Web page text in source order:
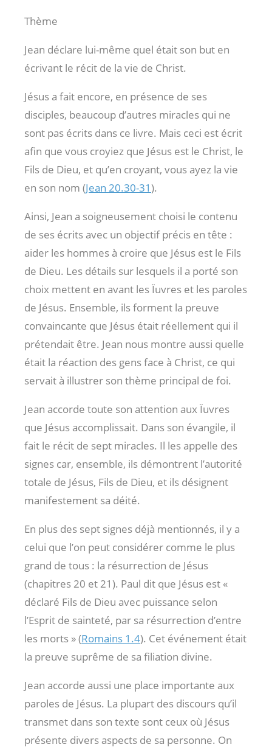
Thème
Jean déclare lui-même quel était son but en
écrivant le récit de la vie de Christ.
Jésus a fait encore, en présence de ses
disciples, beaucoup d’autres miracles qui ne
sont pas écrits dans ce livre. Mais ceci est écrit
afin que vous croyiez que Jésus est le Christ, le
Fils de Dieu, et qu’en croyant, vous ayez la vie
en son nom (Jean 20.30-31).
Ainsi, Jean a soigneusement choisi le contenu
de ses écrits avec un objectif précis en tête :
aider les hommes à croire que Jésus est le Fils
de Dieu. Les détails sur lesquels il a porté son
choix mettent en avant les Ïuvres et les paroles
de Jésus. Ensemble, ils forment la preuve
convaincante que Jésus était réellement qui il
prétendait être. Jean nous montre aussi quelle
était la réaction des gens face à Christ, ce qui
servait à illustrer son thème principal de foi.
Jean accorde toute son attention aux Ïuvres
que Jésus accomplissait. Dans son évangile, il
fait le récit de sept miracles. Il les appelle des
signes car, ensemble, ils démontrent l’autorité
totale de Jésus, Fils de Dieu, et ils désignent
manifestement sa déité.
En plus des sept signes déjà mentionnés, il y a
celui que l’on peut considérer comme le plus
grand de tous : la résurrection de Jésus
(chapitres 20 et 21). Paul dit que Jésus est «
déclaré Fils de Dieu avec puissance selon
l’Esprit de sainteté, par sa résurrection d’entre
les morts » (Romains 1.4). Cet événement était
la preuve suprême de sa filiation divine.
Jean accorde aussi une place importante aux
paroles de Jésus. La plupart des discours qu’il
transmet dans son texte sont ceux où Jésus
présente divers aspects de sa personne. On